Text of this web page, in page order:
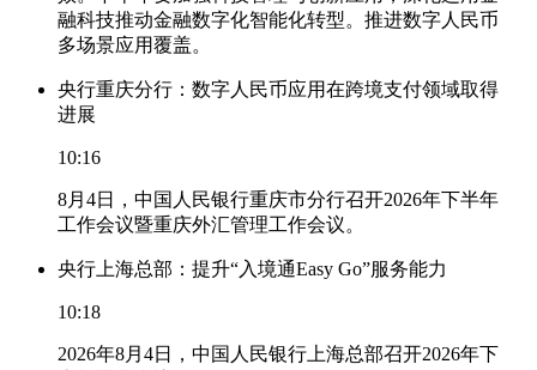
融科技推动金融数字化智能化转型。推进数字人民币
多场景应用覆盖。
央行重庆分行：数字人民币应用在跨境支付领域取得
进展
10:16
8月4日，中国人民银行重庆市分行召开2026年下半年
工作会议暨重庆外汇管理工作会议。
央行上海总部：提升“入境通Easy Go”服务能力
10:18
2026年8月4日，中国人民银行上海总部召开2026年下